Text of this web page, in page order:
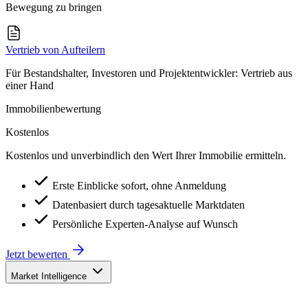
Bewegung zu bringen
Vertrieb von Aufteilern
Für Bestandshalter, Investoren und Projektentwickler: Vertrieb aus
einer Hand
Immobilienbewertung
Kostenlos
Kostenlos und unverbindlich den Wert Ihrer Immobilie ermitteln.
Erste Einblicke sofort, ohne Anmeldung
Datenbasiert durch tagesaktuelle Marktdaten
Persönliche Experten-Analyse auf Wunsch
Jetzt bewerten
Market Intelligence